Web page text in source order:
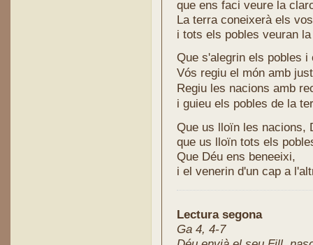
que ens faci veure la
La terra coneixerà els
i tots els pobles veuran
Que s'alegrin els pobles i
Vós regiu el món amb
Regiu les nacions amb
i guieu els pobles de la
Que us lloïn les nacions,
que us lloïn tots els
Que Déu ens beneeixi,
i el venerin d'un cap a
Lectura segona
Ga 4, 4-7